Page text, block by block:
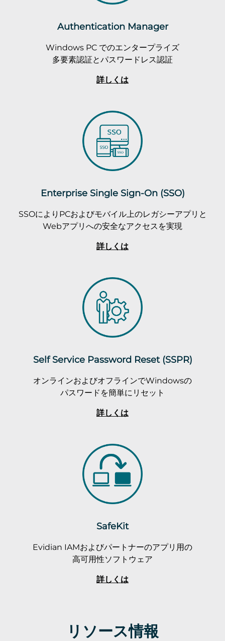
Authentication Manager
Windows PC でのエンタープライズ
多要素認証とパスワードレス認証
詳しくは
Enterprise Single Sign-On (SSO)
SSOによりPCおよびモバイル上のレガシーアプリと
Webアプリへの安全なアクセスを実現
詳しくは
Self Service Password Reset (SSPR)
オンラインおよびオフラインでWindowsの
パスワードを簡単にリセット
詳しくは
SafeKit
Evidian IAMおよびパートナーのアプリ用の
高可用性ソフトウェア
詳しくは
リソース情報